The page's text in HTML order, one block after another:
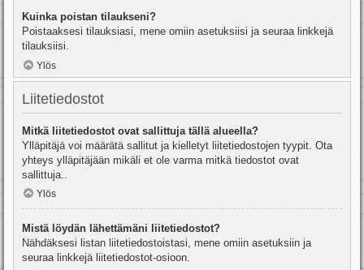
Kuinka poistan tilaukseni?
Poistaaksesi tilauksiasi, mene omiin asetuksiisi ja seuraa linkkejä
tilauksiisi.
Ylös
Liitetiedostot
Mitkä liitetiedostot ovat sallittuja tällä alueella?
Ylläpitäjä voi määrätä sallitut ja kielletyt liitetiedostojen tyypit. Ota
yhteys ylläpitäjään mikäli et ole varma mitkä tiedostot ovat
sallittuja..
Ylös
Mistä löydän lähettämäni liitetiedostot?
Nähdäksesi listan liitetiedostoistasi, mene omiin asetuksiin ja
seuraa linkkejä liitetiedostot-osioon.